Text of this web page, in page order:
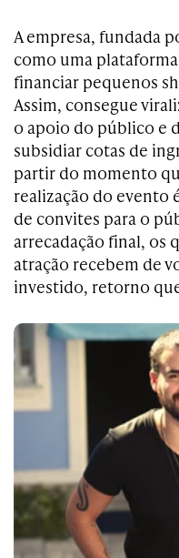
A empresa, fundada
como uma
financiar pequenos
Assim, consegue
o apoio do público e
subsidiar cotas de
partir do momento
realização do evento
de convites para o
arrecadação final, os
atração recebem de
investido, retorno